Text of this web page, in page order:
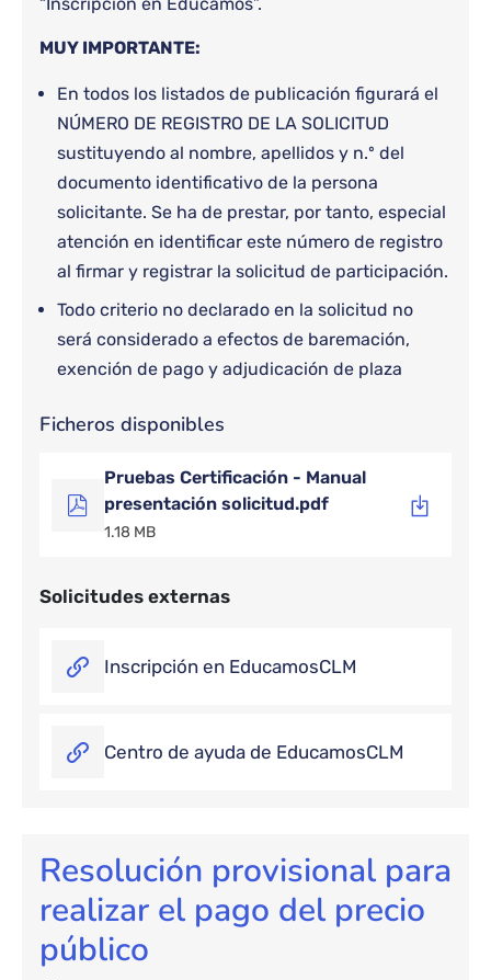
MUY IMPORTANTE:
En todos los listados de publicación figurará el
NÚMERO DE REGISTRO DE LA SOLICITUD
sustituyendo al nombre, apellidos y n.º del
documento identificativo de la persona
solicitante. Se ha de prestar, por tanto, especial
atención en identificar este número de registro
al firmar y registrar la solicitud de participación.
Todo criterio no declarado en la solicitud no
será considerado a efectos de baremación,
exención de pago y adjudicación de plaza
Ficheros disponibles
Pruebas Certificación - Manual
presentación solicitud.pdf
1.18 MB
Solicitudes externas
Inscripción en EducamosCLM
Centro de ayuda de EducamosCLM
Resolución provisional para
realizar el pago del precio
público